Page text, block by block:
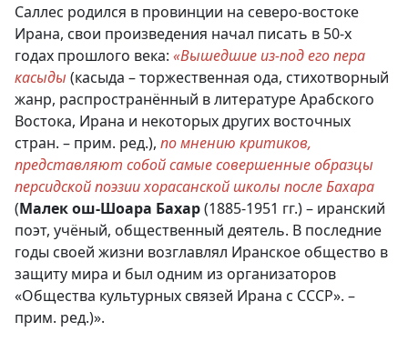
Саллес родился в провинции на северо-востоке
Ирана, свои произведения начал писать в 50-х
годах прошлого века: «Вышедшие из-под его пера
касыды (касыда – торжественная ода, стихотворный
жанр, распространённый в литературе Арабского
Востока, Ирана и некоторых других восточных
стран. – прим. ред.), по мнению критиков,
представляют собой самые совершенные образцы
персидской поэзии хорасанской школы после Бахара
(Малек ош-Шоара Бахар(1885-1951 гг.) – иранский
поэт, учёный, общественный деятель. В последние
годы своей жизни возглавлял Иранское общество в
защиту мира и был одним из организаторов
«Общества культурных связей Ирана с СССР». –
прим. ред.)».